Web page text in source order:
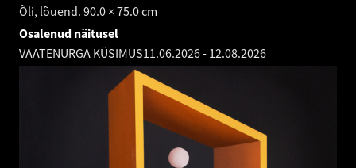
Õli, lõuend. 90.0 × 75.0 cm
Osalenud näitusel
VAATENURGA KÜSIMUS11.06.2026- 12.08.2026